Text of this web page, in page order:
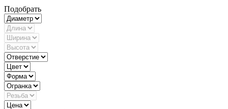
Подобрать